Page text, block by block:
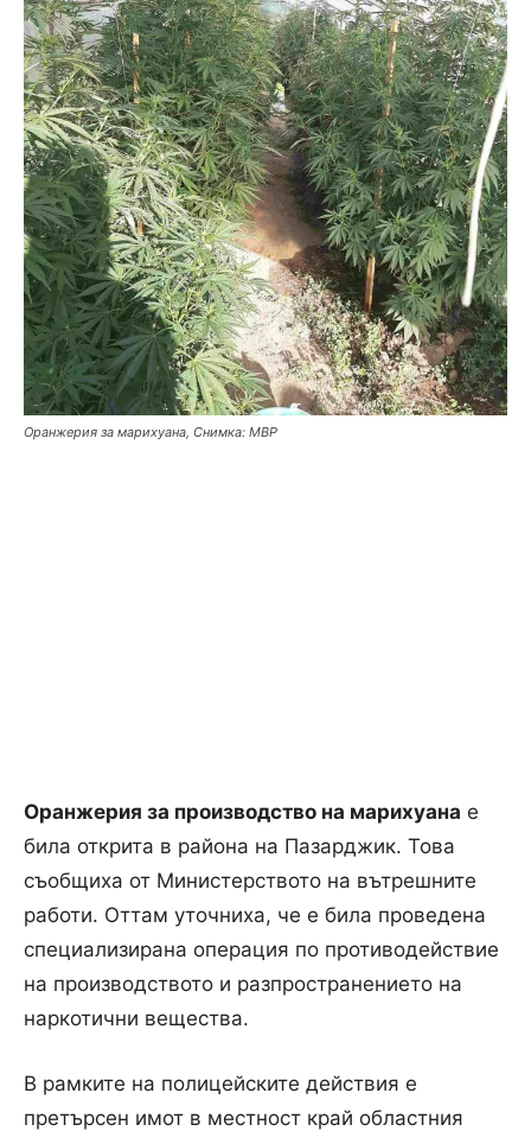
Оранжерия за марихуана, Снимка: МВР
Оранжерия за производство на марихуана е
била открита в района на Пазарджик. Това
съобщиха от Министерството на вътрешните
работи. Оттам уточниха, че е била проведена
специализирана операция по противодействие
на производството и разпространението на
наркотични вещества.
В рамките на полицейските действия е
претърсен имот в местност край областния